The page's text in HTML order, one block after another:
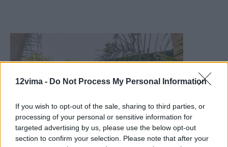
12vima - Do Not Process My Personal Information
If you wish to opt-out of the sale, sharing to third parties, or
processing of your personal or sensitive information for
targeted advertising by us, please use the below opt-out
section to confirm your selection. Please note that after your